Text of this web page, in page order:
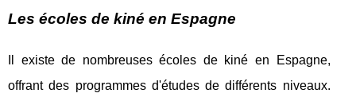
Les écoles de kiné en Espagne
Il existe de nombreuses écoles de kiné en Espagne,
offrant des programmes d'études de différents niveaux.